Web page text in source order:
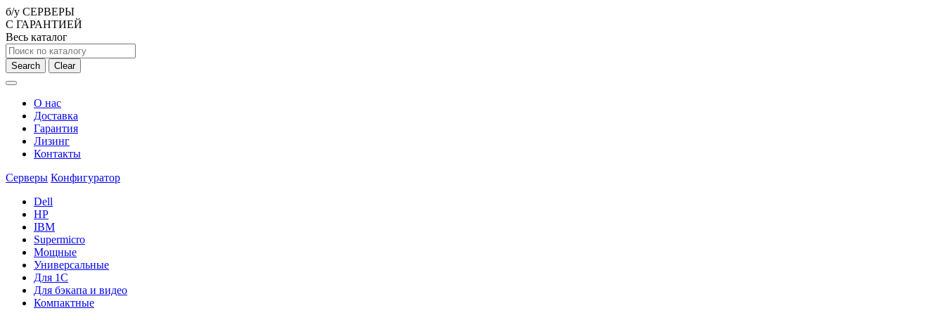
б/у СЕРВЕРЫ
С ГАРАНТИЕЙ
Весь каталог
Search Clear
О нас
Доставка
Гарантия
Лизинг
Контакты
Серверы Конфигуратор
Dell
HP
IBM
Supermicro
Мощные
Универсальные
Для 1С
Для бэкапа и видео
Компактные